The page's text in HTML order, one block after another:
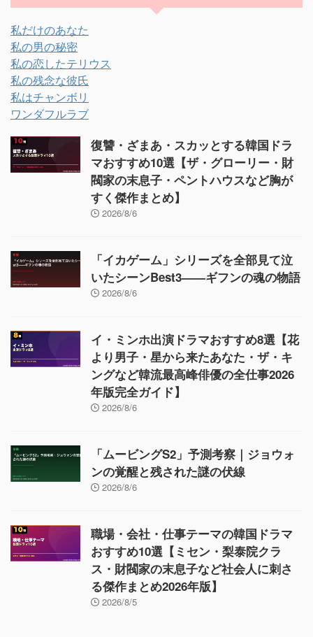
私だけのあなた
私の男の秘密
私の恋したテリウス
私の残念な彼氏
私はチャンボリ
ワンダフルラブ
復讐・ざまあ・スカッとする韓国ドラ
マおすすめ10選【ザ・グローリー・財
閥家の末息子・ペントハウスなど胸が
すく傑作まとめ】
2026/8/6
「イカゲーム」シリーズを全部見て泣
いたシーンBest3——ギフンの魂の物語
2026/8/6
イ・ミンホ出演ドラマおすすめ8選【花
より男子・星から来たあなた・ザ・キ
ングなど韓流最高峰俳優の全仕事2026
年版完全ガイド】
2026/8/6
「ムービングS2」予測考察｜ジョウォ
ンの覚醒と残された謎の伏線
2026/8/6
職場・会社・仕事テーマの韓国ドラマ
おすすめ10選【ミセン・梨泰院クラ
ス・財閥家の末息子など社会人に刺さ
る傑作まとめ2026年版】
2026/8/5